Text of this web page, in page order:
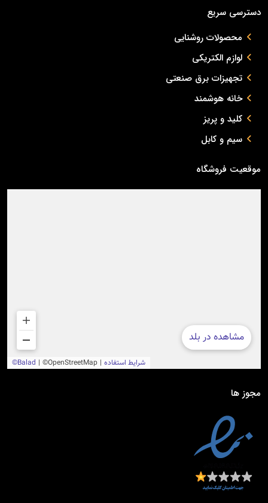
دسترسی سریع
محصولات روشنایی
لوازم الکتریکی
تجهیزات برق صنعتی
خانه هوشمند
کلید و پریز
سیم و کابل
موقعیت فروشگاه
مجوز ها